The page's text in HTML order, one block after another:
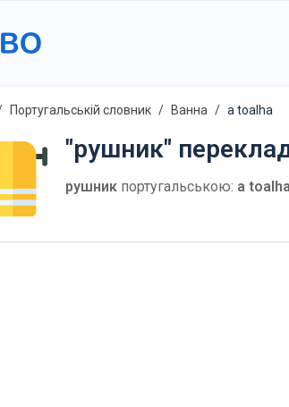
Португальській словник Ванна a toalha
"рушник"
рушник португальською: a